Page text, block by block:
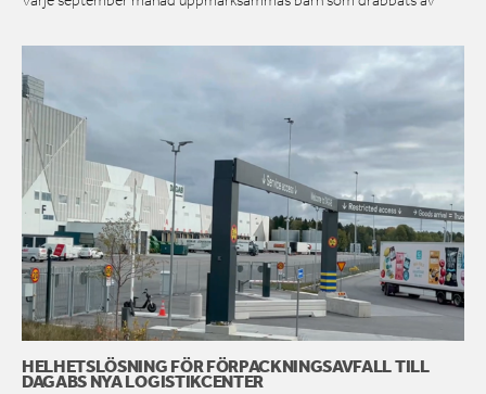
HELHETSLÖSNING FÖR FÖRPACKNINGSAVFALL TILL
DAGABS NYA LOGISTIKCENTER